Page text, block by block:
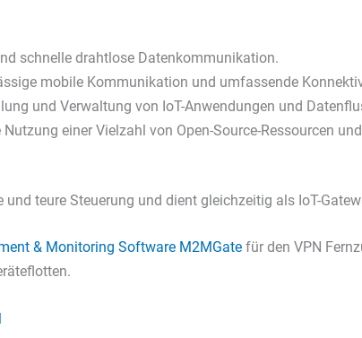
schnelle drahtlose Datenkommunikation.
mobile Kommunikation und umfassende
und Verwaltung von IoT-Anwendungen und
einer Vielzahl von Open-Source-Ressourcen
teure Steuerung und dient gleichzeitig als IoT-
& Monitoring Software M2MGatefür den VPN